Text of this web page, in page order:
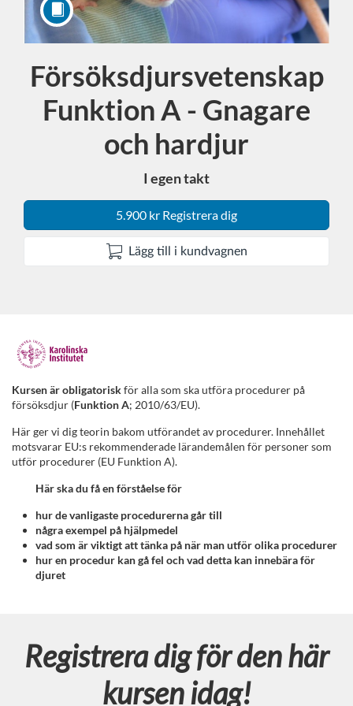
Försöksdjursvetenskap
Funktion A - Gnagare
och hardjur
I egen takt
5.900 kr Registrera dig
Lägg till i kundvagnen
F
u
l
l
d
Kursen är obligatoriskför alla som ska utföra procedurer på
försöksdjur (Funktion A; 2010/63/EU).
Här ger vi dig teorin bakom utförandet av procedurer. Innehållet
motsvarar EU:s rekommenderade lärandemålen för personer som
utför procedurer (EU Funktion A).
Här ska du få en förståelse för
hur de vanligaste procedurerna går till
några exempel på hjälpmedel
vad som är viktigt att tänka på när man utför olika procedurer
hur en procedur kan gå fel och vad detta kan innebära för
djuret
Registrera dig för den här
kursen idag!